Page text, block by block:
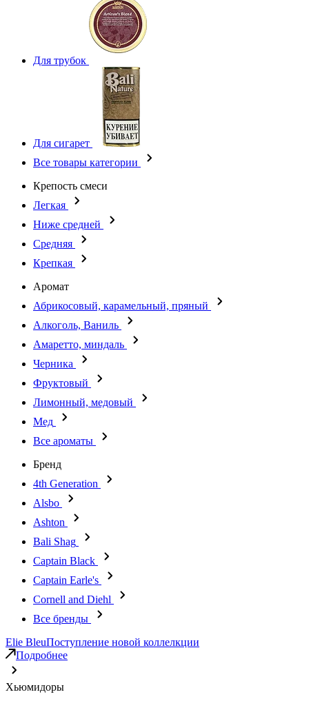
Для трубок
Для сигарет
Все товары категории
Крепость смеси
Легкая
Ниже средней
Средняя
Крепкая
Аромат
Абрикосовый, карамельный, пряный
Алкоголь, Ваниль
Амаретто, миндаль
Черника
Фруктовый
Лимонный, медовый
Мед
Все ароматы
Бренд
4th Generation
Alsbo
Ashton
Bali Shag
Captain Black
Captain Earle's
Cornell and Diehl
Все бренды
Elie BleuПоступление новой коллелкции
Подробнее
Хьюмидоры